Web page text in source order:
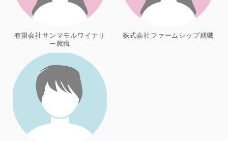
有限会社サンマモルワイナリ
ー就職
株式会社ファームシップ就職